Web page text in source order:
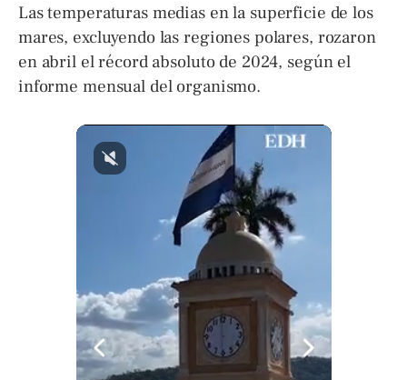
Las temperaturas medias en la superficie de los
mares, excluyendo las regiones polares, rozaron
en abril el récord absoluto de 2024, según el
informe mensual del organismo.